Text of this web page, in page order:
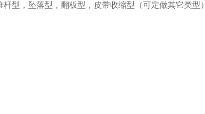
型，坠落型，翻板型，皮带收缩型（可定做其它类型）